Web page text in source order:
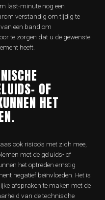
last-minute nog een
verstandig om tijdig te
een band om
te zorgen dat u de gewenste
heeft.
OF
HET
ook risico’s met zich mee,
met de geluids- of
het optreden ernstig
negatief beïnvloeden. Het is
afspraken te maken met de
van de technische